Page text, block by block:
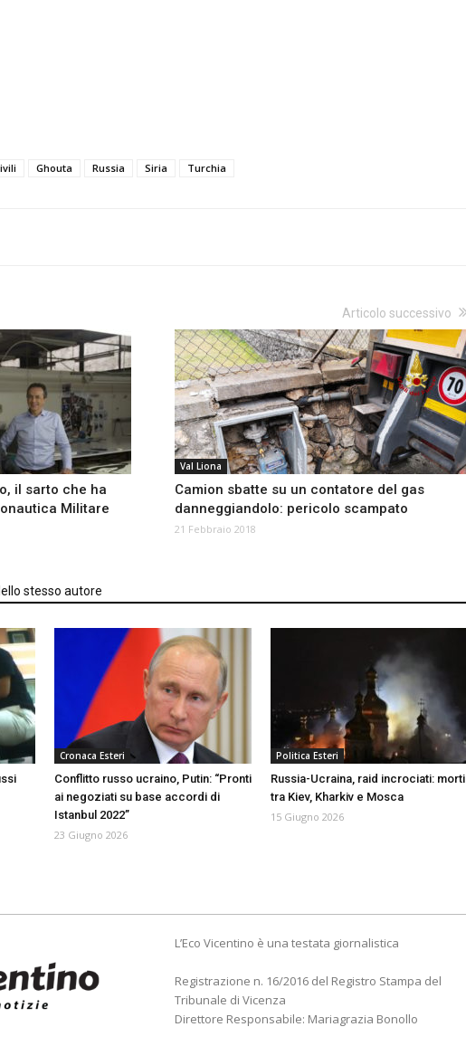
Ghouta Russia Siria Turchia
il sarto che ha
Militare
Articolo successivo
Val Liona
Camion sbatte su un contatore del gas
danneggiandolo: pericolo scampato
21 Febbraio 2018
stesso autore
Cronaca Esteri
Conflitto russo ucraino, Putin: “Pronti
ai negoziati su base accordi di
Istanbul 2022”
23 Giugno 2026
Politica Esteri
Russia-Ucraina, raid incrociati: morti
tra Kiev, Kharkiv e Mosca
15 Giugno 2026
L’Eco Vicentino è una testata giornalistica
Registrazione n. 16/2016 del Registro Stampa del
Tribunale di Vicenza
Direttore Responsabile: Mariagrazia Bonollo